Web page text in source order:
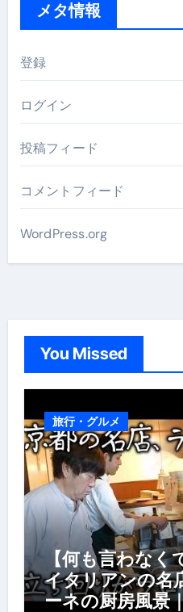
メタ情報
登録
ログイン
投稿フィード
コメントフィード
WordPress.org
You Missed
旅行・グルメ
【何も言わな
イタリアンの名
ーネの厨房風景